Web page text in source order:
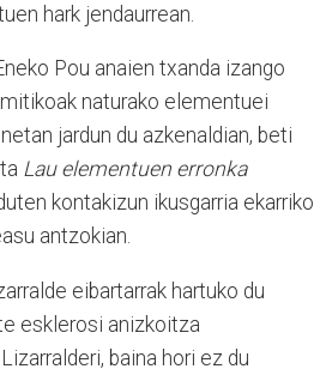
hark jendaurrean.
Pou anaien txanda izango
naturako elementuei
jardun du azkenaldian, beti
Lau elementuen erronka
kontakizun ikusgarria ekarriko
antzokian.
eibartarrak hartuko du
esklerosi anizkoitza
baina hori ez du